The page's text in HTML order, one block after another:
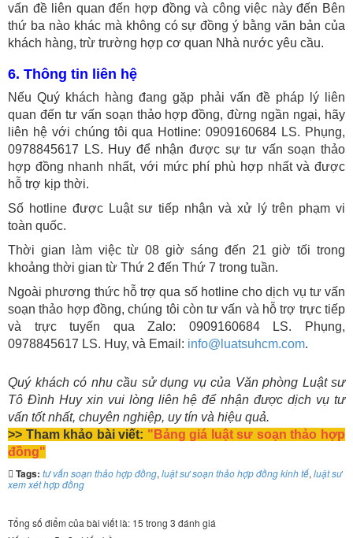
vấn đề liên quan đến hợp đồng và công việc này đến Bên
thứ ba nào khác mà không có sự đồng ý bằng văn bản của
khách hàng, trừ trường hợp cơ quan Nhà nước yêu cầu.
6. Thông tin liên hệ
Nếu Quý khách hàng đang gặp phải vấn đề pháp lý liên
quan đến tư vấn soạn thảo hợp đồng, đừng ngần ngại, hãy
liên hệ với chúng tôi qua Hotline: 0909160684 LS. Phụng,
0978845617 LS. Huy để nhận được sự tư vấn soạn thảo
hợp đồng nhanh nhất, với mức phí phù hợp nhất và được
hỗ trợ kịp thời.
Số hotline được Luật sư tiếp nhận và xử lý trên phạm vi
toàn quốc.
Thời gian làm việc từ 08 giờ sáng đến 21 giờ tối trong
khoảng thời gian từ Thứ 2 đến Thứ 7 trong tuần.
Ngoài phương thức hỗ trợ qua số hotline cho dịch vụ tư vấn
soạn thảo hợp đồng, chúng tôi còn tư vấn và hỗ trợ trực tiếp
và trực tuyến qua Zalo: 0909160684 LS. Phụng,
0978845617 LS. Huy, và Email: info@luatsuhcm.com.
Quý khách có nhu cầu sử dụng vụ của Văn phòng Luật sư
Tô Đình Huy xin vui lòng liên hệ để nhận được dịch vụ tư
vấn tốt nhất, chuyên nghiệp, uy tín và hiệu quả.
>> Tham khảo bài viết: "Bảng giá luật sư soạn thảo hợp
đồng"
Tags: tư vấn soạn thảo hợp đồng, luật sư soạn thảo hợp đồng kinh tế, luật sư
xem xét hợp đồng
Tổng số điểm của bài viết là: 15 trong 3 đánh giá